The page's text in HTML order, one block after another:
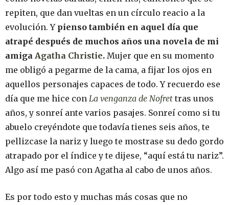
repiten, que dan vueltas en un círculo reacio a la
evolución. Y pienso también en aquel día que
atrapé después de muchos años una novela de mi
amiga Agatha Christie. Mujer que en su momento
me obligó a pegarme de la cama, a fijar los ojos en
aquellos personajes capaces de todo. Y recuerdo ese
día que me hice con La venganza de Nofret tras unos
años, y sonreí ante varios pasajes. Sonreí como si tu
abuelo creyéndote que todavía tienes seis años, te
pellizcase la nariz y luego te mostrase su dedo gordo
atrapado por el índice y te dijese, “aquí está tu nariz”.
Algo así me pasó con Agatha al cabo de unos años.
Es por todo esto y muchas más cosas que no